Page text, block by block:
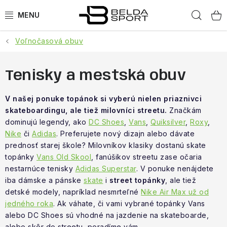
na
ŠPORTY
BEH
BOGNER
GOLDBERGH
OBLEČENIE
DOPLNKY
Voľnočasová obuv
Tenisky a mestská obuv
V našej ponuke topánok si vyberú nielen priaznivci
skateboardingu, ale tiež milovníci streetu. Značkám
dominujú legendy, ako DC Shoes Vans Quiksilver, Roxy,
Nike či Adidas. Preferujete nový dizajn alebo dávate
prednosť starej škole? Milovníkov klasiky dostanú skate
topánky Vans Old Skool , fanúšikov streetu zase očaria
nestarnúce tenisky Adidas Superstar. V ponuke nenájdete
iba dámske a pánske skate i street topánky , ale tiež
detské modely, napríklad nesmrteľné Nike Air Max už od
jedného roka. Ak váhate, či vami vybrané topánky Vans
alebo DC Shoes sú vhodné na jazdenie na skateboarde,